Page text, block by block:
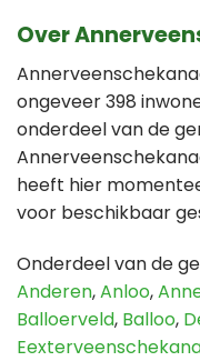
Over
ongeveer 398
onderdeel van de
heeft hier
voor beschikbaar
Onderdeel van de
Anderen,Anloo,
Balloerveld, Balloo,